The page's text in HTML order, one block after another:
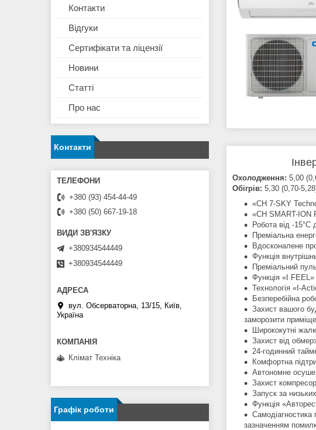
Охолодження: 5,00
Обігрів: 5,30 (0,70-
«CH 7-SKY
«CH SMART-ION
Робота від -15°С
Преміальна
Вдосконалене
Функція
Преміальний
Функція «I FEEL»
Технологія «I-
Безперебійна
Захист вашого
заморозити
Ширококутні
Захист від
24-годинний
Комфортна
Автономне
Захист
Запуск за
Функція
Самодіагностика
зазначенням
Контакти
Відгуки
Сертифікати та ліцензії
Новини
Статті
Про нас
Контакти
+380 (93) 454-44-49
+380 (50) 667-19-18
+380934544449
+380934544449
вул. Обсерваторна, 13/15, Київ,
Україна
Клімат Техніка
Графік роботи